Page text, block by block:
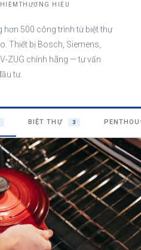
THƯƠNG HIỆU
500 công trình từ biệt thự
Thiết bị Bosch, Siemens,
ZUG chính hãng — tư vấn
tư.
BIỆT THỰ 3